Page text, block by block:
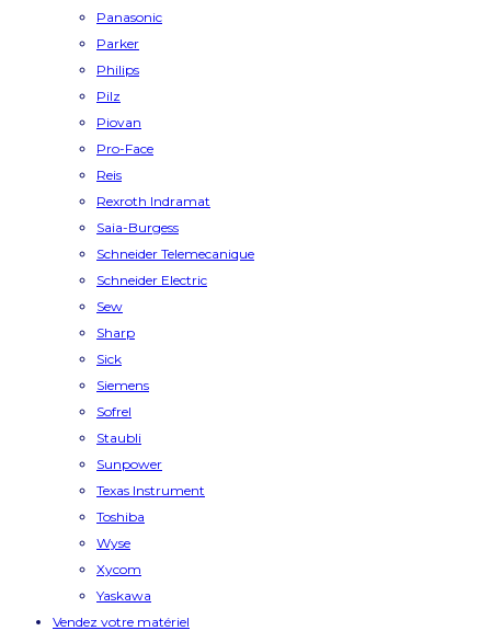
Panasonic
Parker
Philips
Pilz
Piovan
Pro-Face
Reis
Rexroth Indramat
Saia-Burgess
Schneider Telemecanique
Schneider Electric
Sew
Sharp
Sick
Siemens
Sofrel
Staubli
Sunpower
Texas Instrument
Toshiba
Wyse
Xycom
Yaskawa
Vendez votre matériel